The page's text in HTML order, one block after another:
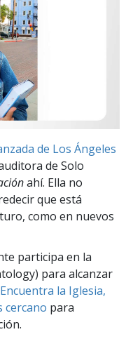
de Los Ángeles
de Solo
ahí. Ella no
que está
como en nuevos
participa en la
para alcanzar
Encuentra la Iglesia,
cercano para